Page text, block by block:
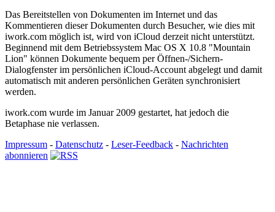
Das Bereitstellen von Dokumenten im Internet und das
Kommentieren dieser Dokumenten durch Besucher, wie dies mit
iwork.com möglich ist, wird von iCloud derzeit nicht unterstützt.
Beginnend mit dem Betriebssystem Mac OS X 10.8 "Mountain
Lion" können Dokumente bequem per Öffnen-/Sichern-
Dialogfenster im persönlichen iCloud-Account abgelegt und damit
automatisch mit anderen persönlichen Geräten synchronisiert
werden.
iwork.com wurde im Januar 2009 gestartet, hat jedoch die
Betaphase nie verlassen.
Impressum - Datenschutz - Leser-Feedback - Nachrichten
abonnieren